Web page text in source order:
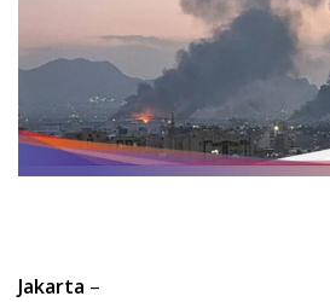
Jakarta –